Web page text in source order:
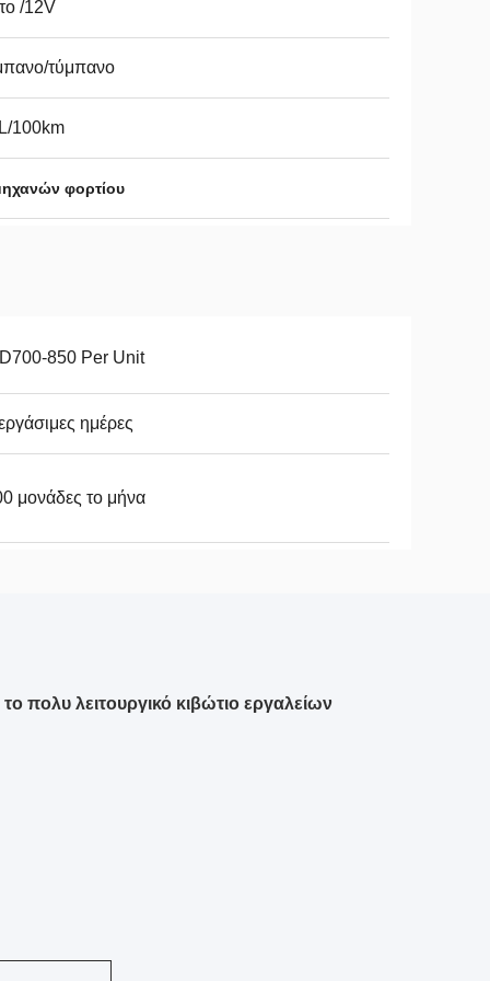
/12V
τύμπανο
100km
φορτίου
850 Per Unit
ημέρες
μονάδες το μήνα
πολυ λειτουργικό κιβώτιο εργαλείων